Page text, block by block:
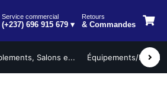
Service commercial
(+237) 696 915 679 ▾
Retours
& Commandes
Salons e... Équipements/